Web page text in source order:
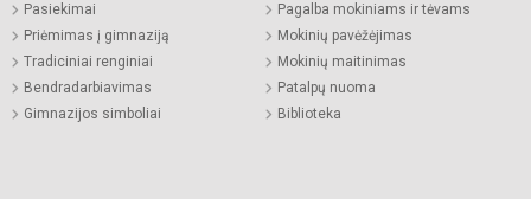
Pasiekimai
Priėmimas į gimnaziją
Tradiciniai renginiai
Bendradarbiavimas
Gimnazijos simboliai
Pagalba mokiniams ir tėvams
Mokinių pavėžėjimas
Mokinių maitinimas
Patalpų nuoma
Biblioteka